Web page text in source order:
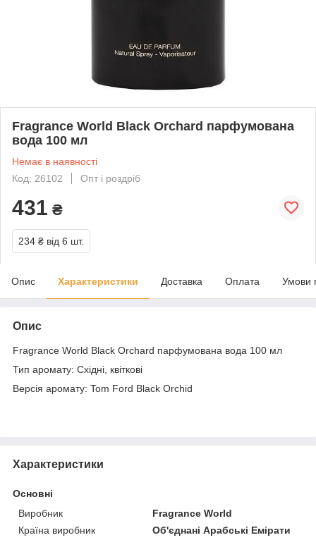
Fragrance World Black Orchard парфумована
вода 100 мл
Немає в наявності
Код: 26102
Опт і роздріб
431 ₴
234 ₴ від 6 шт.
Опис Характеристики Доставка Оплата Умови
Опис
Fragrance World Black Orchard парфумована вода 100 мл
Тип аромату: Східні, квіткові
Версія аромату: Tom Ford Black Orchid
Характеристики
Основні
Виробник
Fragrance World
Країна виробник
Об'єднані Арабські Емірати